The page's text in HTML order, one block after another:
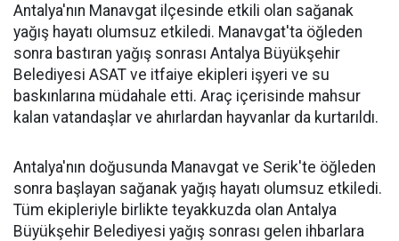
Antalya'nın Manavgat ilçesinde etkili olan sağanak
yağış hayatı olumsuz etkiledi. Manavgat'ta öğleden
sonra bastıran yağış sonrası Antalya Büyükşehir
Belediyesi ASAT ve itfaiye ekipleri işyeri ve su
baskınlarına müdahale etti. Araç içerisinde mahsur
kalan vatandaşlar ve ahırlardan hayvanlar da kurtarıldı.
Antalya'nın doğusunda Manavgat ve Serik'te öğleden
sonra başlayan sağanak yağış hayatı olumsuz etkiledi.
Tüm ekipleriyle birlikte teyakkuzda olan Antalya
Büyükşehir Belediyesi yağış sonrası gelen ihbarlara